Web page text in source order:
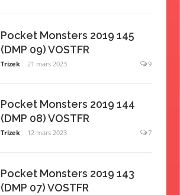
Pocket Monsters 2019 145
(DMP 09) VOSTFR
Trizek 21 mars 2023 9
Pocket Monsters 2019 144
(DMP 08) VOSTFR
Trizek 12 mars 2023 7
Pocket Monsters 2019 143
(DMP 07) VOSTFR